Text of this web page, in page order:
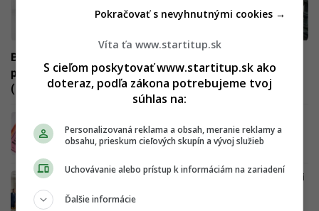
Bekim: Keď sa ma pýtajú, čo robím vo fitku, rovno
poviem, že som došiel na kebab a vybavujem paušál
(ROZHOVOR)
ktorý skrýva opojné tajomstvo
IKEA predstavila novú vtipnú kampaň, ktorá ti
Víta ťa www.startitup.sk
S cieľom poskytovať www.startitup.sk ako
doteraz, podľa zákona potrebujeme tvoj
súhlas na:
Personalizovaná reklama a obsah, meranie reklamy a
obsahu, prieskum cieľových skupín a vývoj služieb
Uchovávanie alebo prístup k informáciám na zariadení
Ďalšie informácie
Pokračovať s nevyhnutnými cookies →